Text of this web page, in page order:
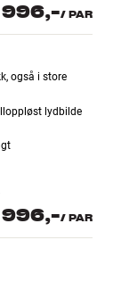
/ PAR
også i store
lydbilde
996,-/ PAR